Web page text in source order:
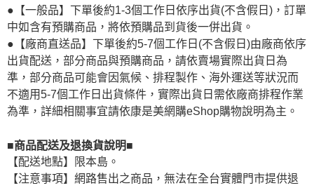
●【一般品】下單後約1-3個工作日依序出貨(不含假日)，訂單
中如含有預購商品，將依預購品到貨後一併出貨。
●【廠商直送品】下單後約5-7個工作日(不含假日)由廠商依序
出貨配送，部分商品與預購商品，請依賣場實際出貨日為
準，部分商品可能會因氣候、排程製作、海外運送等狀況而
不適用5-7個工作日出貨條件，實際出貨日需依廠商排程作業
為準，詳細相關事宜請依康是美網購eShop購物說明為主。
■商品配送及退換貨說明■
【配送地點】限本島。
【注意事項】網路售出之商品，無法在全台實體門市提供退